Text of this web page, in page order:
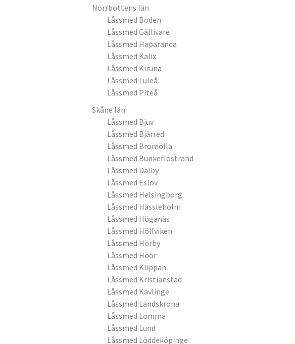
Norrbottens län
Låssmed Boden
Låssmed Gällivare
Låssmed Haparanda
Låssmed Kalix
Låssmed Kiruna
Låssmed Luleå
Låssmed Piteå
Skåne län
Låssmed Bjuv
Låssmed Bjärred
Låssmed Bromölla
Låssmed Bunkeflostrand
Låssmed Dalby
Låssmed Eslöv
Låssmed Helsingborg
Låssmed Hässleholm
Låssmed Höganäs
Låssmed Höllviken
Låssmed Hörby
Låssmed Höör
Låssmed Klippan
Låssmed Kristianstad
Låssmed Kävlinge
Låssmed Landskrona
Låssmed Lomma
Låssmed Lund
Låssmed Löddeköpinge